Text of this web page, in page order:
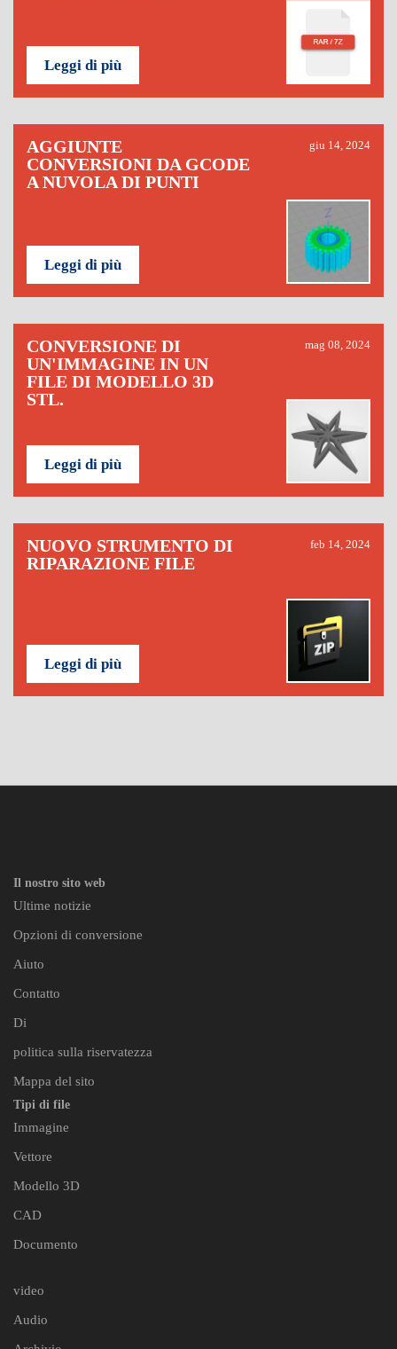
Leggi di più
AGGIUNTE
CONVERSIONI DA GCODE
A NUVOLA DI PUNTI
giu 14, 2024
Leggi di più
CONVERSIONE DI
UN'IMMAGINE IN UN
FILE DI MODELLO 3D
STL.
mag 08, 2024
Leggi di più
NUOVO STRUMENTO DI
RIPARAZIONE FILE
feb 14, 2024
Leggi di più
Il nostro sito web
Ultime notizie
Opzioni di conversione
Aiuto
Contatto
Di
politica sulla riservatezza
Mappa del sito
Tipi di file
Immagine
Vettore
Modello 3D
CAD
Documento
video
Audio